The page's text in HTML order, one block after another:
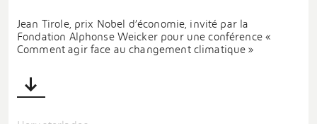
Jean Tirole, prix Nobel d’économie, invité par la
Fondation Alphonse Weicker pour une conférence «
Comment agir face au changement climatique »